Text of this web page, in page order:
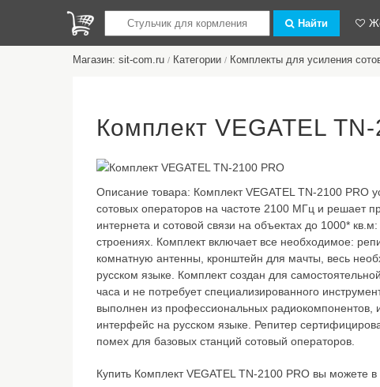
Найти
Магазин: sit-com.ru / Категории / Комплекты для усиления
Комплект VEGATEL
Описание товара: Комплект VEGATEL TN-2100 PRO
сотовых операторов на частоте 2100 МГц и решает
интернета и сотовой связи на объектах до 1000*
строениях. Комплект включает все необходимое:
комнатную антенны, кронштейн для мачты, весь
русском языке. Комплект создан для
часа и не потребует специализированного
выполнен из профессиональных радиокомпонентов,
интерфейс на русском языке. Репитер
помех для базовых станций сотовый операторов.
Купить Комплект VEGATEL TN-2100 PRO вы можете в